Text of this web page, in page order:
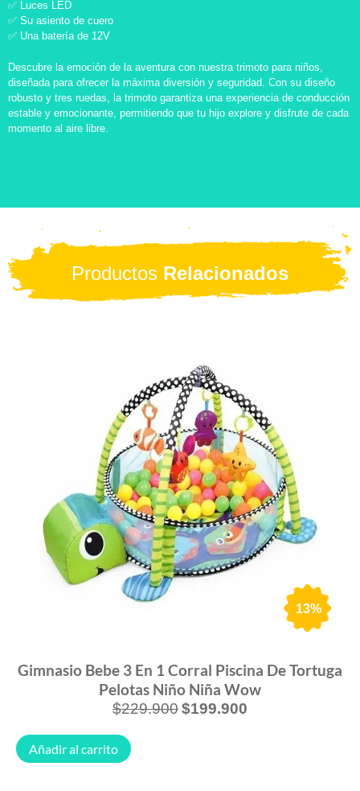
✅ Luces LED
✅ Su asiento de cuero
✅ Una batería de 12V
Descubre la emoción de la aventura con nuestra trimoto para niños,
diseñada para ofrecer la máxima diversión y seguridad. Con su diseño
robusto y tres ruedas, la trimoto garantiza una experiencia de conducción
estable y emocionante, permitiendo que tu hijo explore y disfrute de cada
momento al aire libre.
Productos Relacionados
13%
Gimnasio Bebe 3 En 1 Corral Piscina De Tortuga
Pelotas Niño Niña Wow
$229.900$199.900
Añadir al carrito